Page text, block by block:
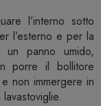
l’interno sotto
l’esterno e per la
un panno umido,
porre il bollitore
non immergere in